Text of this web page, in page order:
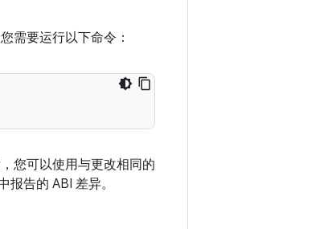
需要运行以下命令：
您可以使用与更改相同的
报告的 ABI 差异。